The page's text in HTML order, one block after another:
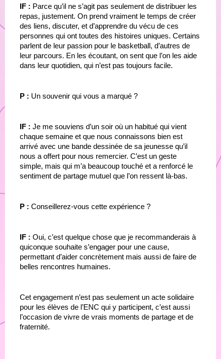
IF : Parce qu’il ne s’agit pas seulement de distribuer les
repas, justement. On prend vraiment le temps de créer
des liens, discuter, et d’apprendre du vécu de ces
personnes qui ont toutes des histoires uniques. Certains
parlent de leur passion pour le basketball, d’autres de
leur parcours. En les écoutant, on sent que l’on les aide
dans leur quotidien, qui n’est pas toujours facile.
P : Un souvenir qui vous a marqué ?
IF : Je me souviens d’un soir où un habitué qui vient
chaque semaine et que nous connaissons bien est
arrivé avec une bande dessinée de sa jeunesse qu’il
nous a offert pour nous remercier. C’est un geste
simple, mais qui m’a beaucoup touché et a renforcé le
sentiment de partage mutuel que l’on ressent là-bas.
P : Conseillerez-vous cette expérience ?
IF : Oui, c’est quelque chose que je recommanderais à
quiconque souhaite s’engager pour une cause,
permettant d’aider concrètement mais aussi de faire de
belles rencontres humaines.
Cet engagement n’est pas seulement un acte solidaire
pour les élèves de l’ENC qui y participent, c’est aussi
l’occasion de vivre de vrais moments de partage et de
fraternité.